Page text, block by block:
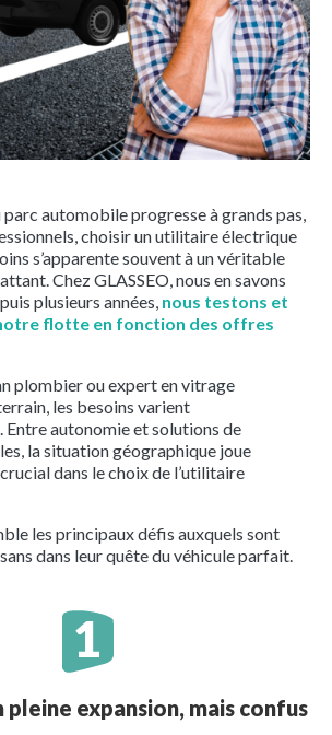
automobile progresse à grands pas,
choisir un utilitaire électrique
s’apparente souvent à un véritable
Chez GLASSEO, nous en savons
plusieurs années, nous testons et
flotte en fonction des offres
plombier ou expert en vitrage
les besoins varient
autonomie et solutions de
la situation géographique joue
dans le choix de l’utilitaire
les principaux défis auxquels sont
dans leur quête du véhicule parfait.
pleine expansion, mais confus